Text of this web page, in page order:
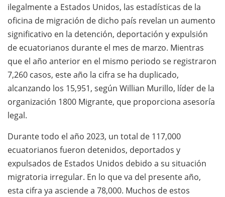
ilegalmente a Estados Unidos, las estadísticas de la
oficina de migración de dicho país revelan un aumento
significativo en la detención, deportación y expulsión
de ecuatorianos durante el mes de marzo. Mientras
que el año anterior en el mismo periodo se registraron
7,260 casos, este año la cifra se ha duplicado,
alcanzando los 15,951, según Willian Murillo, líder de la
organización 1800 Migrante, que proporciona asesoría
legal.
Durante todo el año 2023, un total de 117,000
ecuatorianos fueron detenidos, deportados y
expulsados de Estados Unidos debido a su situación
migratoria irregular. En lo que va del presente año,
esta cifra ya asciende a 78,000. Muchos de estos